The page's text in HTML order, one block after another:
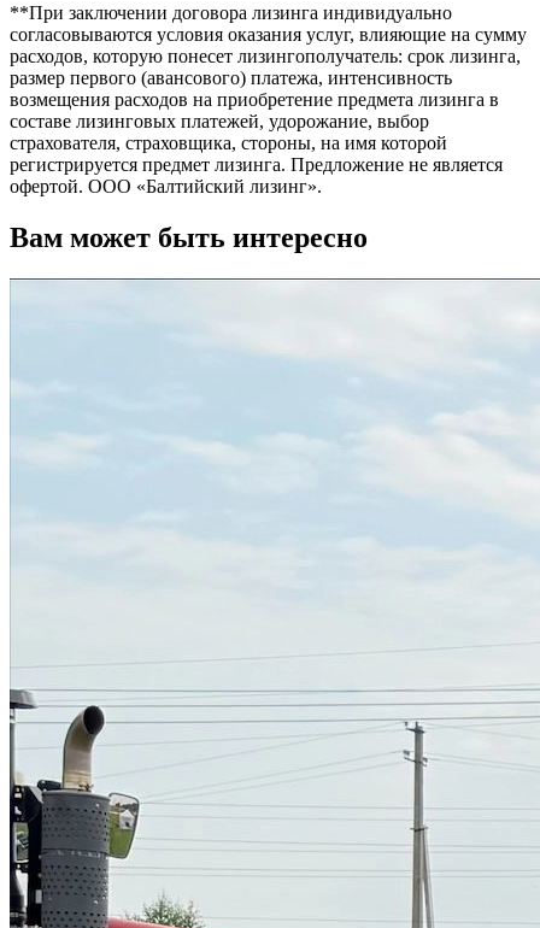
**При заключении договора лизинга индивидуально
согласовываются условия оказания услуг, влияющие на сумму
расходов, которую понесет лизингополучатель: срок лизинга,
размер первого (авансового) платежа, интенсивность
возмещения расходов на приобретение предмета лизинга в
составе лизинговых платежей, удорожание, выбор
страхователя, страховщика, стороны, на имя которой
регистрируется предмет лизинга. Предложение не является
офертой. ООО «Балтийский лизинг».
Вам может быть интересно